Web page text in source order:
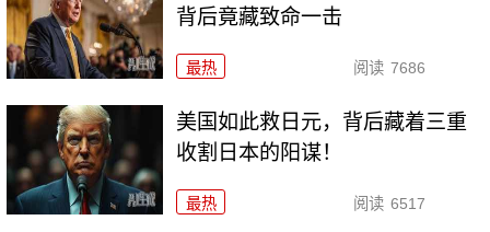
背后竟藏致命一击
最热 阅读 7686
美国如此救日元，背后藏着三重
收割日本的阳谋！
最热 阅读 6517